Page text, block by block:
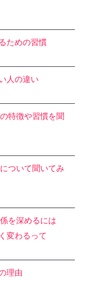
ための習慣
人の違い
特徴や習慣を聞
ついて聞いてみ
を深めるには
変わるって
理由